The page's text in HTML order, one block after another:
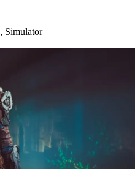
, Simulator